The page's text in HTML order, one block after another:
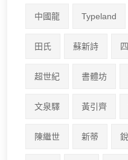
中國龍 Typeland
田氏 蘇新詩
超世紀 書體坊
文泉驛 黃引齊
陳繼世 新蒂